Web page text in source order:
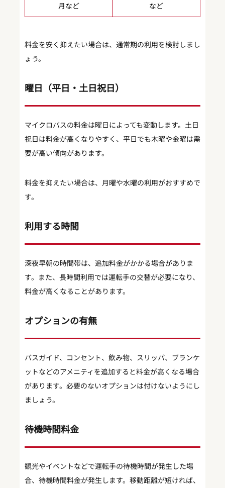
月など
など
料金を安く抑えたい場合は、通常期の利用を検討しまし
ょう。
曜日（平日・土日祝日）
マイクロバスの料金は曜日によっても変動します。土日
祝日は料金が高くなりやすく、平日でも木曜や金曜は需
要が高い傾向があります。
料金を抑えたい場合は、月曜や水曜の利用がおすすめで
す。
利用する時間
深夜早朝の時間帯は、追加料金がかかる場合がありま
す。また、長時間利用では運転手の交替が必要になり、
料金が高くなることがあります。
オプションの有無
バスガイド、コンセント、飲み物、スリッパ、ブランケ
ットなどのアメニティを追加すると料金が高くなる場合
があります。必要のないオプションは付けないようにし
ましょう。
待機時間料金
観光やイベントなどで運転手の待機時間が発生した場
合、待機時間料金が発生します。移動距離が短ければ、